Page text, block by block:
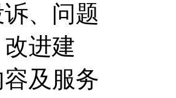
、问题
进建
及服务